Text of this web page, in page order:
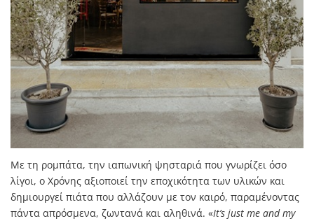
Με τη ρομπάτα, την ιαπωνική ψησταριά που γνωρίζει όσο
λίγοι, ο Χρόνης αξιοποιεί την εποχικότητα των υλικών και
δημιουργεί πιάτα που αλλάζουν με τον καιρό, παραμένοντας
πάντα απρόσμενα, ζωντανά και αληθινά. «It’s just me and my